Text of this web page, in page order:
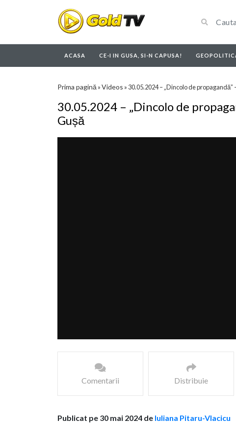
ACASA CE-I IN GUSA, SI-N CAPUSA!
Prima pagină »Videos » 30.05.2024 – „Dincolo de propagandă”
30.05.2024 – „Dincolo de
Gușă
Comentarii Distribuie
Publicat pe 30 mai 2024 de Iuliana Pitaru-Vlacicu